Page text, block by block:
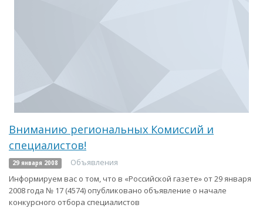
Вниманию региональных Комиссий и
специалистов!
29 января 2008
Объявления
Информируем вас о том, что в «Российской газете» от 29 января
2008 года № 17 (4574) опубликовано объявление о начале
конкурсного отбора специалистов